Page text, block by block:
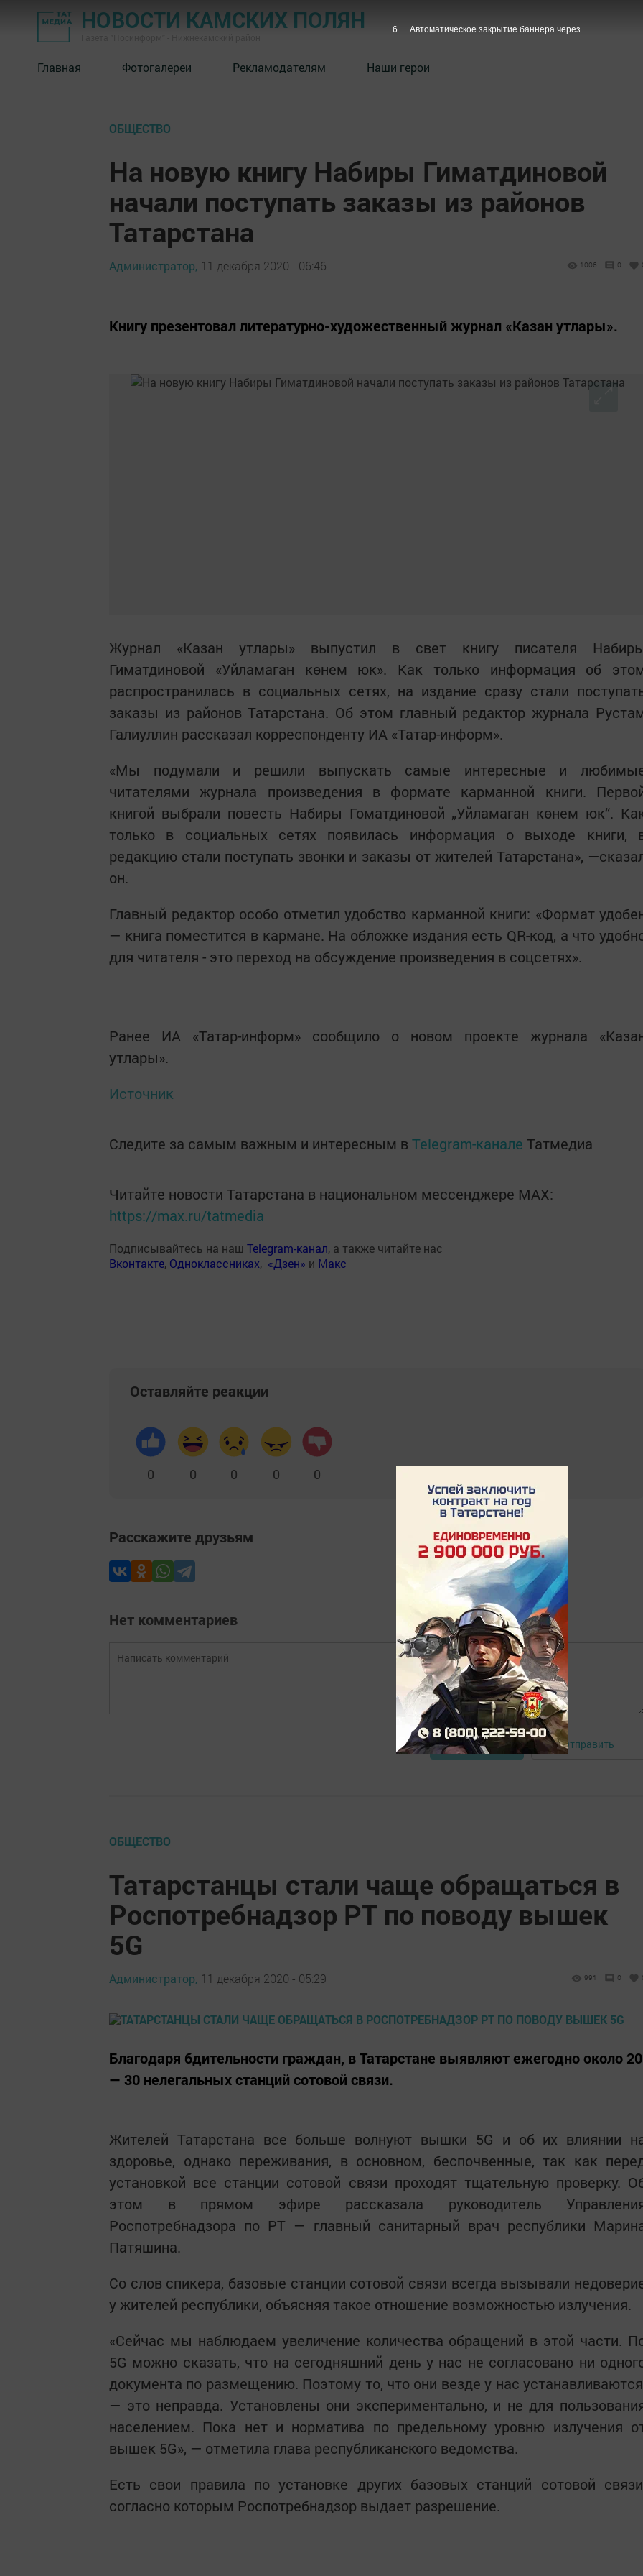
НОВОСТИ КАМСКИХ ПОЛЯН
Главная Фотогалереи Рекламодателям Наши герои
ОБЩЕСТВО
На новую книгу Набиры Гиматдиновой
начали поступать заказы из районов
Татарстана
Администратор, 11 декабря 2020 - 06:46 1006 0
Книгу презентовал литературно-художественный журнал «Казан утлары».
Журнал «Казан утлары» выпустил в свет книгу писателя
Гиматдиновой «Уйламаган көнем юк». Как только информация об
распространилась в социальных сетях, на издание сразу стали
заказы из районов Татарстана. Об этом главный редактор журнала
Галиуллин рассказал корреспонденту ИА «Татар-информ».
«Мы подумали и решили выпускать самые интересные и
читателями журнала произведения в формате карманной книги.
книгой выбрали повесть Набиры Гоматдиновой „Уйламаган көнем юк“.
только в социальных сетях появилась информация о выходе книги,
редакцию стали поступать звонки и заказы от жителей Татарстана»,
он.
Главный редактор особо отметил удобство карманной книги: «Формат
— книга поместится в кармане. На обложке издания есть QR-код, а что
для читателя - это переход на обсуждение произведения в соцсетях».
Ранее ИА «Татар-информ» сообщило о новом проекте журнала
утлары».
Источник
Следите за самым важным и интересным в Telegram-канале Татмедиа
Читайте новости Татарстана в национальном мессенджере MАХ:
https://max.ru/tatmedia
Подписывайтесь на наш Telegram-канал, а также читайте нас
Вконтакте, Одноклассниках, «Дзен» и Макс
Оставляйте реакции
0 0 0 0 0
Расскажите друзьям
Нет комментариев
Авторизоваться Отправить
ОБЩЕСТВО
Татарстанцы стали чаще обращаться в
Роспотребнадзор РТ по поводу вышек
5G
Администратор, 11 декабря 2020 - 05:29 991 0
Благодаря бдительности граждан, в Татарстане выявляют ежегодно около 20
— 30 нелегальных станций сотовой связи.
Жителей Татарстана все больше волнуют вышки 5G и об их влиянии
здоровье, однако переживания, в основном, беспочвенные, так как
установкой все станции сотовой связи проходят тщательную проверку.
этом в прямом эфире рассказала руководитель
Роспотребнадзора по РТ — главный санитарный врач республики
Патяшина.
Со слов спикера, базовые станции сотовой связи всегда вызывали
у жителей республики, объясняя такое отношение возможностью излучения.
«Сейчас мы наблюдаем увеличение количества обращений в этой части.
5G можно сказать, что на сегодняшний день у нас не согласовано ни
документа по размещению. Поэтому то, что они везде у нас
— это неправда. Установлены они экспериментально, и не для
населением. Пока нет и норматива по предельному уровню излучения
вышек 5G», — отметила глава республиканского ведомства.
Есть свои правила по установке других базовых станций сотовой
согласно которым Роспотребнадзор выдает разрешение.
5 Автоматическое закрытие баннера через